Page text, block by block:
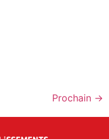
Prochain →